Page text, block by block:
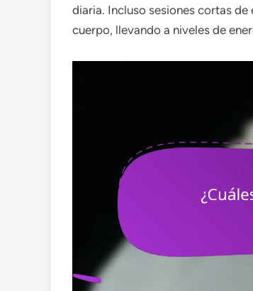
diaria. Incluso sesiones cortas
cuerpo, llevando a niveles de